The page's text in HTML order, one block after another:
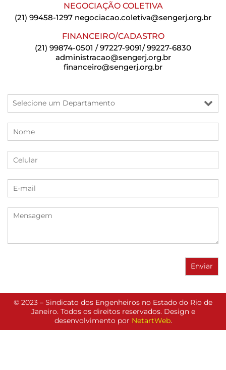
NEGOCIAÇÃO COLETIVA
(21) 99458-1297 negociacao.coletiva@sengerj.org.br
FINANCEIRO/CADASTRO
(21) 99874-0501 / 97227-9091/ 99227-6830
administracao@sengerj.org.br
financeiro@sengerj.org.br
© 2023 – Sindicato dos Engenheiros no Estado do Rio de
Janeiro. Todos os direitos reservados. Design e
desenvolvimento por NetartWeb.